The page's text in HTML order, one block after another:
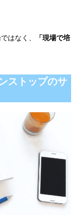
はなく、
「現場で培
ストップのサ